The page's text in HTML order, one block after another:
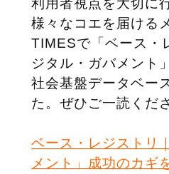
利用者視点を大切に
様々なコエを届ける
TIMESで「ベース・
ジタル・ガバメント
社会基盤データベー
た。ぜひご一読くだ
ベース・レジストリ
メント」成功のカギ